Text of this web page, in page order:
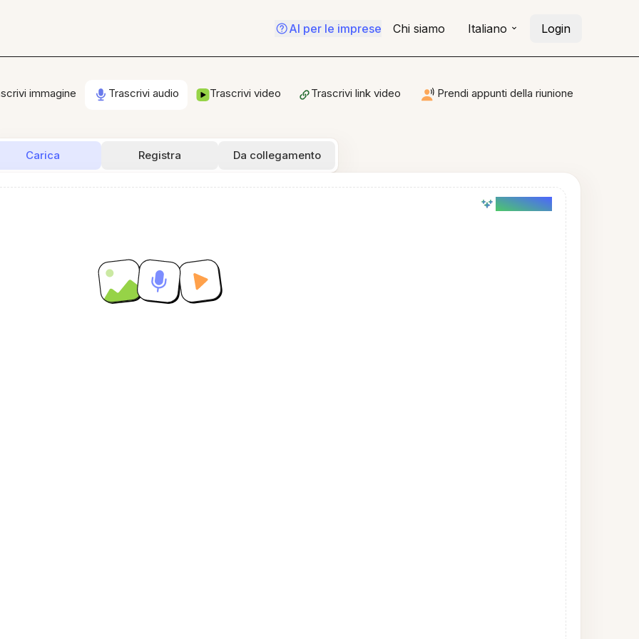
AI per le imprese Chi siamo Italiano Login
immagine Trascrivi audio Trascrivi video Trascrivi link video Prendi appunti della riunione
Carica Registra Da collegamento
AI powered